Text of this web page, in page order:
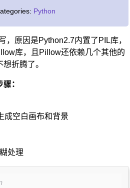
Python
，原因是Python2.7内置了PIL库，
库，且Pillow还依赖几个其他的
折腾了。
：
成空白画布和背景
处理